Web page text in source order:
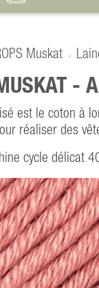
Muskat
-
est le coton à
réaliser des
cycle délicat